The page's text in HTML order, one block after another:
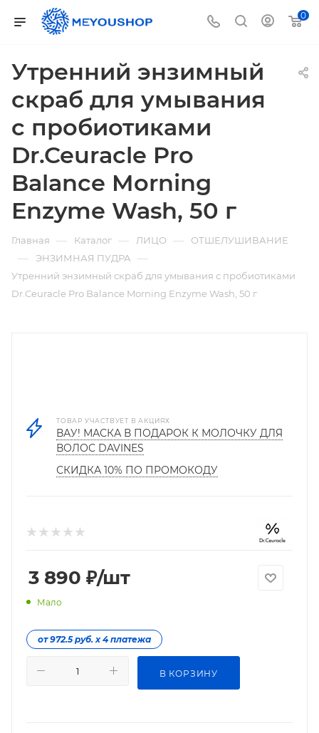
0
Утренний энзимный
скраб для умывания
с пробиотиками
Dr.Ceuracle Pro
Balance Morning
Enzyme Wash, 50 г
Главная — Каталог — ЛИЦО — ОТШЕЛУШИВАНИЕ
— ЭНЗИМНАЯ ПУДРА —
Утренний энзимный скраб для умывания с пробиотиками
Dr.Ceuracle Pro Balance Morning Enzyme Wash, 50 г
ТОВАР УЧАСТВУЕТ В АКЦИЯХ
ВАУ! МАСКА В ПОДАРОК К МОЛОЧКУ ДЛЯ
ВОЛОС DAVINES
СКИДКА 10% ПО ПРОМОКОДУ
3 890 ₽/шт
Мало
от 972.5 руб. х 4 платежа
В КОРЗИНУ